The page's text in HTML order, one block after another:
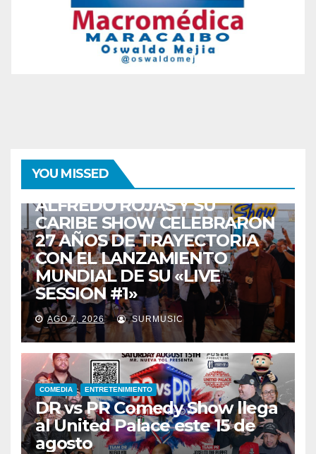
YOU MISSED
ZULIA
ALFREDO ROJAS Y SU
CARIBE SHOW CELEBRARON
27 AÑOS DE TRAYECTORIA
CON EL LANZAMIENTO
MUNDIAL DE SU «LIVE
SESSION #1»
AGO 7, 2026 SURMUSIC
COMEDIA ENTRETENIMIENTO
DR vs PR Comedy Show llega
al United Palace este 15 de
agosto